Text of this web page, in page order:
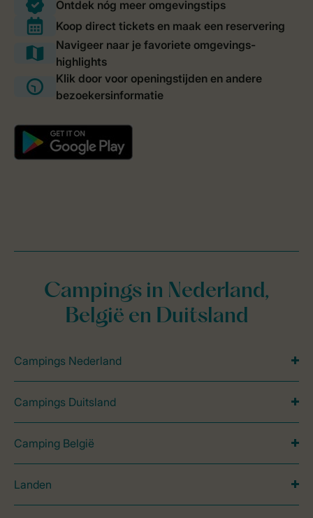
Campings in Nederland,
België en Duitsland
Campings Nederland
Campings Duitsland
Camping België
Landen